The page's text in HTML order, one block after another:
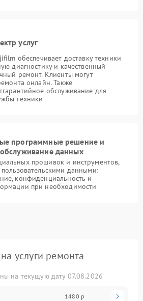
услуг
обеспечивает доставку техники
диагностику и качественный
ремонт. Клиенты могут
онлайн. Также
обслуживание для
техники
программные решение и
данных
прошивок и инструментов,
данными:
конфиденциальность и
при необходимости
услуги ремонта
на текущую дату 07.08.2026
1480 р